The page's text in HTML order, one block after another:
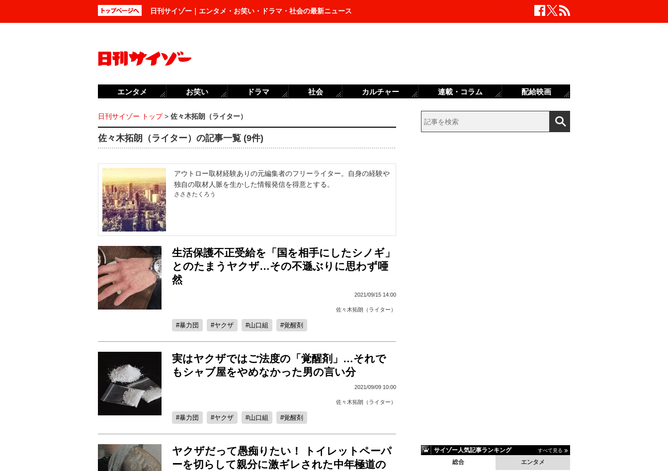
日刊サイゾー｜エンタメ・お笑い・ドラマ・社会の最新ニュース
日刊サイゾー トップ> 佐々木拓朗（ライター）
佐々木拓朗（ライター）の記事一覧 (9件)
アウトロー取材経験ありの元編集者のフリーライター。自身の経験や
独自の取材人脈を生かした情報発信を得意とする。
ささきたくろう
生活保護不正受給を「国を相手にしたシノギ」
とのたまうヤクザ…その不遜ぶりに思わず唖
然
2021/09/15 14:00
佐々木拓朗（ライター）
暴力団 ヤクザ 山口組 覚醒剤
実はヤクザではご法度の「覚醒剤」…それで
もシャブ屋をやめなかった男の言い分
2021/09/09 10:00
佐々木拓朗（ライター）
暴力団 ヤクザ 山口組 覚醒剤
ヤクザだって愚痴りたい！ トイレットペーパ
ーを切らして親分に激ギレされた中年極道の
サイゾー人気記事ランキング すべて見る
エンタメ
総合
エンタメ お笑い ドラマ 社会 カルチャー 連載・コラム 配給映画